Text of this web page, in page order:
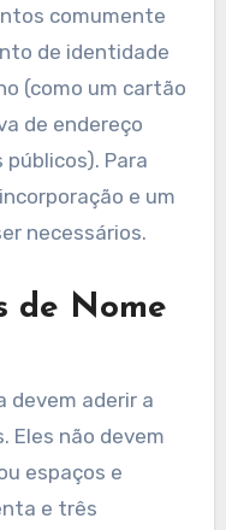
comumente
de identidade
(como um cartão
de endereço
Para
e um
necessários.
de Nome
devem aderir a
Eles não devem
espaços e
e três